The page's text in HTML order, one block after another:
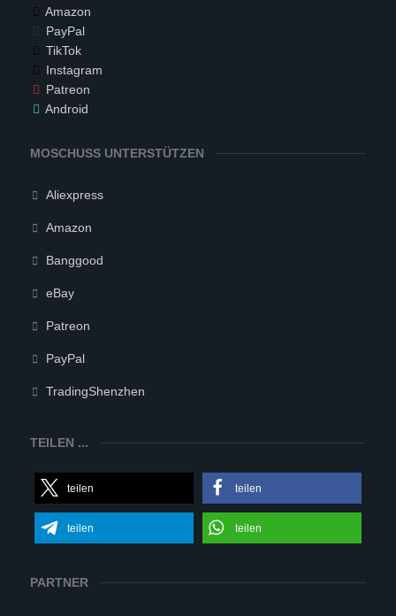
Amazon
PayPal
TikTok
Instagram
Patreon
Android
MOSCHUSS UNTERSTÜTZEN
Aliexpress
Amazon
Banggood
eBay
Patreon
PayPal
TradingShenzhen
TEILEN ...
teilen teilen
teilen teilen
PARTNER